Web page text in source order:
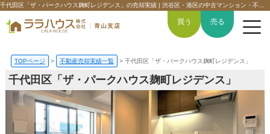
トップページ
買いたい
買う 売る
TOPページ > 不動産売却実績一覧 > 千代田区「ザ・パークハウス麹町レジデンス」
千代田区「ザ・パークハウス麹町レジデンス」